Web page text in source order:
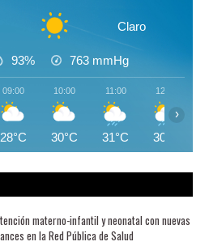
Claro
93% 763 mmHg
09:00
28°C
10:00
30°C
11:00
31°C
12:00
30°C
›
materno-infantil y neonatal con nuevas
en la Red Pública de Salud